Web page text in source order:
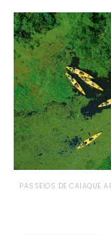
PASSEIOS DE CAIAQUE